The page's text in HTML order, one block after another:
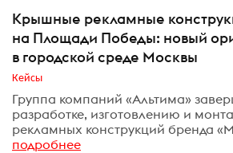
Крышные рекламные
на Площади Победы: новый
в городской среде Москвы
Кейсы
Группа компаний «Альтима»
разработке, изготовлению и
рекламных конструкций бренда
подробнее